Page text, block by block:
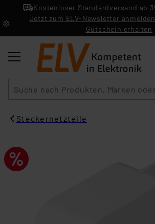
Kostenloser Standardversand ab
Jetzt zum ELV-Newsletter
Gutschein erhalten
Steckernetzteile